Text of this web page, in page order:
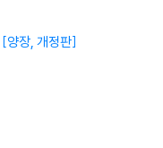
양장, 개정판